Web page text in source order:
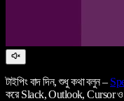
টাইপিং বাদ দিন, শুধু কথা বলুন –
করে Slack, Outlook, Cursor